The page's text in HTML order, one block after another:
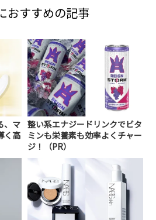
おすすめの記事
、マ
く高
整い系エナジードリンクでビタ
ミンも栄養素も効率よくチャー
ジ！（PR）